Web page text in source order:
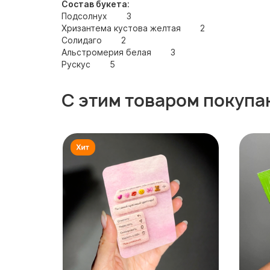
Состав букета:
Подсолнух 3
Хризантема кустова желтая 2
Солидаго 2
Альстромерия белая 3
Рускус 5
С этим товаром